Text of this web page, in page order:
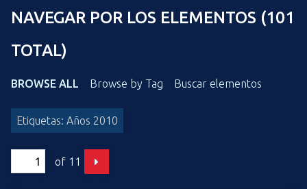
NAVEGAR POR LOS ELEMENTOS (101
TOTAL)
BROWSE ALL Browse by Tag Buscar elementos
Etiquetas: Años 2010
of 11